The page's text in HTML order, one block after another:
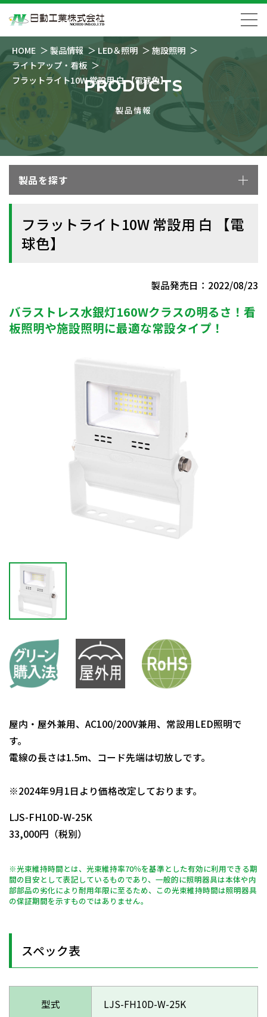
HOME 製品情報 LED＆照明
施設照明
ライトアップ・看板
フラットライト10W 常設用 白 【電球色】
PRODUCTS
製品情報
製品を探す
フラットライト10W 常設用 白 【電
球色】
製品発売日：2022/08/23
バラストレス水銀灯160Wクラスの明るさ！看
板照明や施設照明に最適な常設タイプ！
屋内・屋外兼用、AC100/200V兼用、常設用LED照明で
す。
電線の長さは1.5m、コード先端は切放しです。
※2024年9月1日より価格改定しております。
LJS-FH10D-W-25K
33,000円（税別）
※光束維持時間とは、光束維持率70％を基準とした有効に利用できる期
間の目安として表記しているものであり、一般的に照明器具は本体や内
部部品の劣化により耐用年限に至るため、この光束維持時間は照明器具
の保証期間を示すものではありません。
スペック表
型式 LJS-FH10D-W-25K